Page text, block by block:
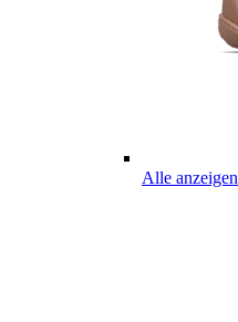
Alle anzeigen